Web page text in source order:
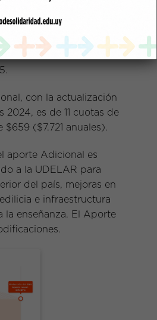
en un 25%, en enero
un 25% más
introducidas
con la actualización
2024, es de 11 cuotas de
($7.721 anuales).
aporte Adicional es
a la UDELAR para
del país, mejoras en
e infraestructura
la enseñanza. El Aporte